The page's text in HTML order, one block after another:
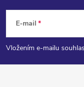
p
a
E-mail
Vložením e-mailu